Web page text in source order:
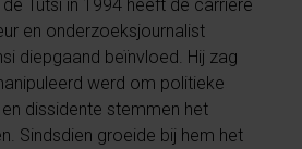
Tutsi in 1994 heeft de carrière
en onderzoeksjournalist
diepgaand beïnvloed. Hij zag
werd om politieke
dissidente stemmen het
Sindsdien groeide bij hem het